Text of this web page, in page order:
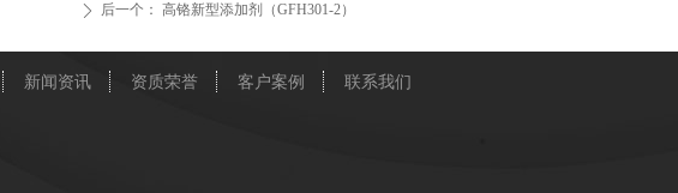
ꄲ 后一个： 高铬新型添加剂（GFH301-2）
新闻资讯 资质荣誉 客户案例 联系我们